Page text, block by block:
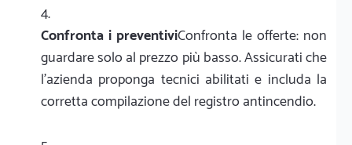
Confronta i preventiviConfronta le offerte: non
guardare solo al prezzo più basso. Assicurati che
l'azienda proponga tecnici abilitati e includa la
corretta compilazione del registro antincendio.